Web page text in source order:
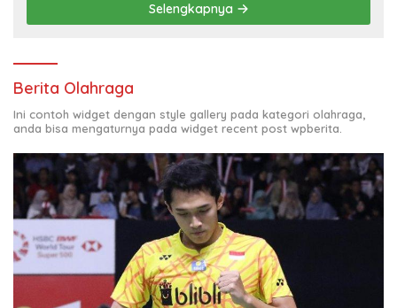
Selengkapnya
Berita Olahraga
Ini contoh widget dengan style gallery pada kategori olahraga,
anda bisa mengaturnya pada widget recent post wpberita.